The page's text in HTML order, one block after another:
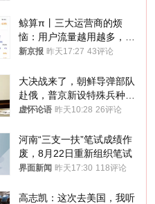
鲸算π丨三大运营商的烦
恼：用户流量越用越多，收
入却越来越少
新京报 昨天17:27 43评论
大决战来了，朝鲜导弹部队
赴俄，普京新设特殊兵种，
76岁老将扛旗
虚怀论语 昨天10:28 26评论
河南“三支一扶”笔试成绩作
废，8月22日重新组织笔试
界面新闻 昨天17:30 118评论
高志凯：这次去美国，我听